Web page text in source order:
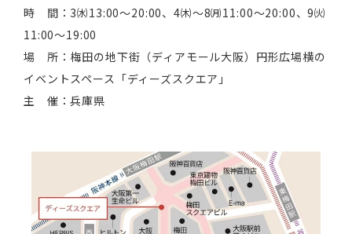
時 間：3㈬13:00～20:00、4㈭～8㈪11:00～20:00、9㈫
11:00～19:00
場 所：梅田の地下街（ディアモール大阪）円形広場横の
イベントスペース「ディーズスクエア」
主 催：兵庫県